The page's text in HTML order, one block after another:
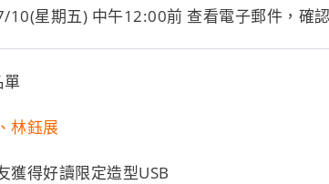
10(星期五) 中午12:00前 查看電子郵件，確
林鈺展
獲得好讀限定造型USB